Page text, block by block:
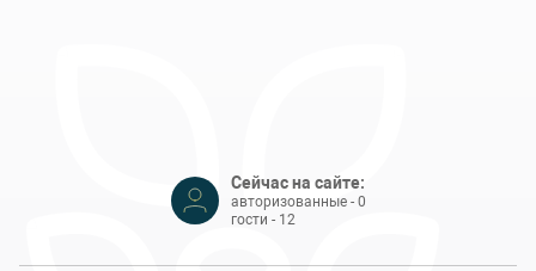
авторизованные - 0
гости - 12